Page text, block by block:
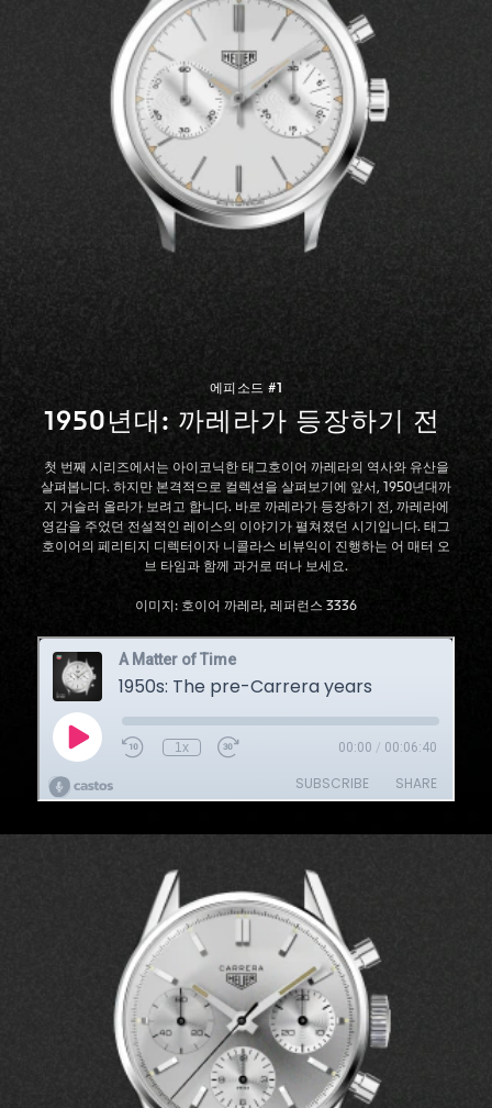
에피소드 #1
1950년대: 까레라가 등장하기 전
첫 번째 시리즈에서는 아이코닉한 태그호이어 까레라의 역사와 유산을
살펴봅니다. 하지만 본격적으로 컬렉션을 살펴보기에 앞서, 1950년대까
지 거슬러 올라가 보려고 합니다. 바로 까레라가 등장하기 전, 까레라에
영감을 주었던 전설적인 레이스의 이야기가 펼쳐졌던 시기입니다. 태그
호이어의 페리티지 디렉터이자 니콜라스 비뷰익이 진행하는 어 매터 오
브 타임과 함께 과거로 떠나 보세요.
이미지: 호이어 까레라, 레퍼런스 3336